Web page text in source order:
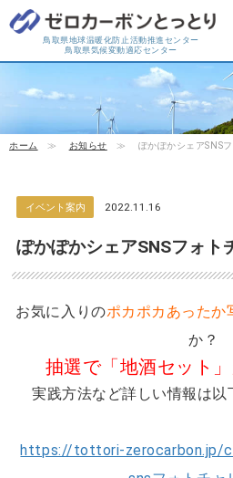
鳥取県地球温暖化防止活動推進センター
鳥取県気候変動適応センター
ホーム ≫ お知らせ ≫ ぽかぽかシェアSNS
イベント案内 2022.11.16
ぽかぽかシェアSNSフォト
お気に入りのポカポカあったか
か？
抽選で「地酒セット
実践方法など詳しい情報は以
https://tottori-zerocarbon.jp/